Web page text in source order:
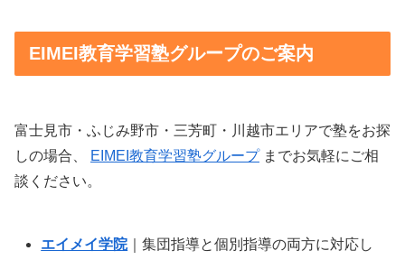
EIMEI教育学習塾グループのご案内
富士見市・ふじみ野市・三芳町・川越市エリアで塾をお探
しの場合、
EIMEI教育学習塾グループまでお気軽にご相
談ください。
エイメイ学院｜集団指導と個別指導の両方に対応し